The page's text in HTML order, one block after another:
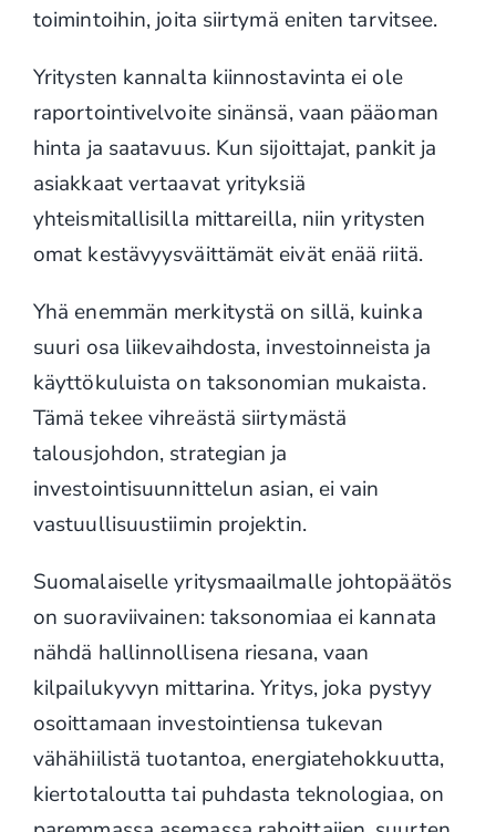
toimintoihin, joita siirtymä eniten tarvitsee.
Yritysten kannalta kiinnostavinta ei ole
raportointivelvoite sinänsä, vaan pääoman
hinta ja saatavuus. Kun sijoittajat, pankit ja
asiakkaat vertaavat yrityksiä
yhteismitallisilla mittareilla, niin yritysten
omat kestävyysväittämät eivät enää riitä.
Yhä enemmän merkitystä on sillä, kuinka
suuri osa liikevaihdosta, investoinneista ja
käyttökuluista on taksonomian mukaista.
Tämä tekee vihreästä siirtymästä
talousjohdon, strategian ja
investointisuunnittelun asian, ei vain
vastuullisuustiimin projektin.
Suomalaiselle yritysmaailmalle johtopäätös
on suoraviivainen: taksonomiaa ei kannata
nähdä hallinnollisena riesana, vaan
kilpailukyvyn mittarina. Yritys, joka pystyy
osoittamaan investointiensa tukevan
vähähiilistä tuotantoa, energiatehokkuutta,
kiertotaloutta tai puhdasta teknologiaa, on